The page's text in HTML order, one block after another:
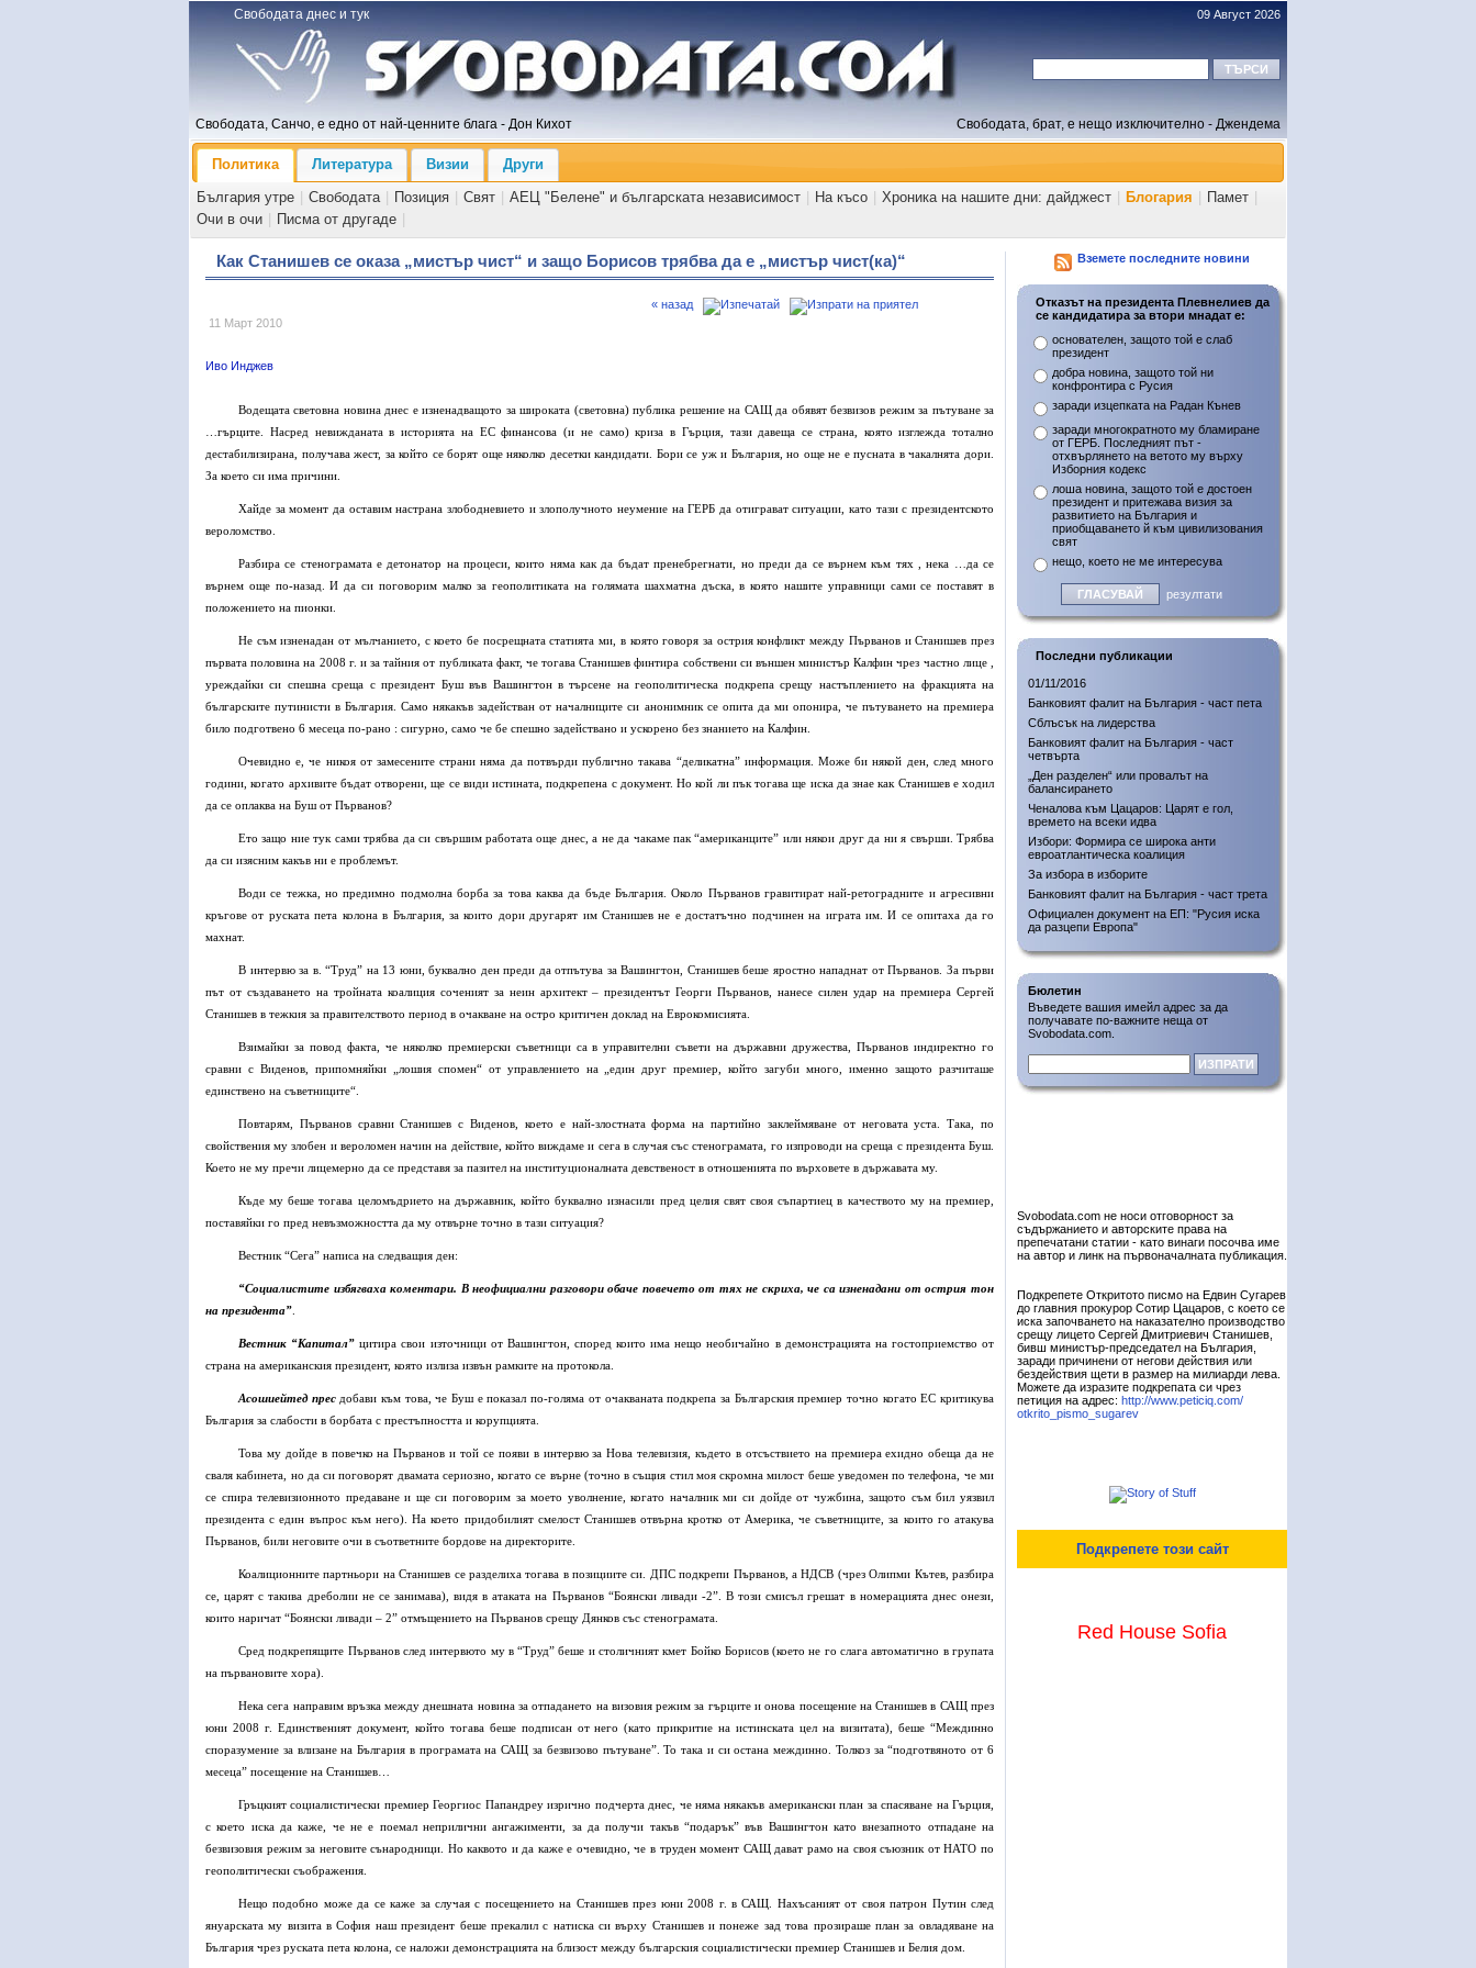
Свободата днес и тук 09 Август 2026
Свободата, Санчо, е едно от най-ценните блага - Дон Кихот Свободата, брат, е нещо изключително - Джендема
Политика Литература Визии
Други
България утре
Свободата Позиция Свят АЕЦ "Белене" и българската независимост На късо Хроника на нашите дни: дайджест Блогария Памет
Очи в очи
Писма от другаде
Как Станишев се оказа „мистър чист“ и защо Борисов трябва да е „мистър чист(ка)“
11 Март 2010
« назад
Иво Инджев
Водещата световна новина днес е изненадващото за широката (световна) публика решение на САЩ да обявят безвизов режим за пътуване за
…гърците. Насред невижданата в историята на ЕС финансова (и не само) криза в Гърция, тази давеща се страна, която изглежда тотално
дестабилизирана, получава жест, за който се борят още няколко десетки кандидати. Бори се уж и България, но още не е пусната в чакалнята дори.
За което си има причини.
Хайде за момент да оставим настрана злободневието и злополучното неумение на ГЕРБ да отиграват ситуации, като тази с президентското
вероломство.
Разбира се стенограмата е детонатор на процеси, които няма как да бъдат пренебрегнати, но преди да се върнем към тях , нека …да се
върнем още по-назад. И да си поговорим малко за геополитиката на голямата шахматна дъска, в която нашите управници сами се поставят в
положението на пионки.
Не съм изненадан от мълчанието, с което бе посрещната статията ми, в която говоря за острия конфликт между Първанов и Станишев през
първата половина на 2008 г. и за тайния от публиката факт, че тогава Станишев финтира собствени си външен министър Калфин чрез частно лице ,
уреждайки си спешна среща с президент Буш във Вашингтон в търсене на геополитическа подкрепа срещу настъплението на фракцията на
българските путинисти в България. Само някакъв задействан от началниците си анонимник се опита да ми опонира, че пътуването на премиера
било подготвено 6 месеца по-рано : сигурно, само че бе спешно задействано и ускорено без знанието на Калфин.
Очевидно е, че никоя от замесените страни няма да потвърди публично такава “деликатна” информация. Може би някой ден, след много
години, когато архивите бъдат отворени, ще се види истината, подкрепена с документ. Но кой ли пък тогава ще иска да знае как Станишев е ходил
да се оплаква на Буш от Първанов?
Ето защо ние тук сами трябва да си свършим работата още днес, а не да чакаме пак “американците” или някои друг да ни я свърши. Трябва
да си изясним какъв ни е проблемът.
Води се тежка, но предимно подмолна борба за това каква да бъде България. Около Първанов гравитират най-ретоградните и агресивни
кръгове от руската пета колона в България, за които дори другарят им Станишев не е достатъчно подчинен на играта им. И се опитаха да го
махнат.
В интервю за в. “Труд” на 13 юни, буквално ден преди да отпътува за Вашингтон, Станишев беше яростно нападнат от Първанов. За първи
път от създаването на тройната коалиция соченият за неин архитект – президентът Георги Първанов, нанесе силен удар на премиера Сергей
Станишев в тежкия за правителството период в очакване на остро критичен доклад на Еврокомисията.
Взимайки за повод факта, че няколко премиерски съветници са в управителни съвети на държавни дружества, Първанов индиректно го
сравни с Виденов, припомняйки „лошия спомен“ от управлението на „един друг премиер, който загуби много, именно защото разчиташе
единствено на съветниците“.
Повтарям, Първанов сравни Станишев с Виденов, което е най-злостната форма на партийно заклеймяване от неговата уста. Така, по
свойствения му злобен и вероломен начин на действие, който виждаме и сега в случая със стенограмата, го изпроводи на среща с президента Буш.
Което не му пречи лицемерно да се представя за пазител на институционалната девственост в отношенията по върховете в държавата му.
Къде му беше тогава целомъдрието на държавник, който буквално изнасили пред целия свят своя съпартиец в качеството му на премиер,
поставяйки го пред невъзможността да му отвърне точно в тази ситуация?
Вестник “Сега” написа на следващия ден:
“Социалистите избягваха коментари. В неофициални разговори обаче повечето от тях не скриха, че са изненадани от острия тон
на президента”
Вестник “Капитал” цитира свои източници от Вашингтон, според които има нещо необичайно в демонстрацията на гостоприемство от
страна на американския президент, която излиза извън рамките на протокола.
Асошиейтед прес добави към това, че Буш е показал по-голяма от очакваната подкрепа за Българския премиер точно когато ЕС критикува
България за слабости в борбата с престъпността и корупцията.
Това му дойде в повечко на Първанов и той се появи в интервю за Нова телевизия, където в отсъствието на премиера ехидно обеща да не
сваля кабинета, но да си поговорят двамата сериозно, когато се върне (точно в същия стил моя скромна милост беше уведомен по телефона, че ми
се спира телевизионното предаване и ще си поговорим за моето уволнение, когато началник ми си дойде от чужбина, защото съм бил уязвил
президента с един въпрос към него). На което придобилият смелост Станишев отвърна кротко от Америка, че съветниците, за които го атакува
Първанов, били неговите очи в съответните бордове на директорите.
Коалиционните партньори на Станишев се разделиха тогава в позициите си. ДПС подкрепи Първанов, а НДСВ (чрез Олипми Кътев, разбира
се, царят с такива дреболии не се занимава), видя в атаката на Първанов “Боянски ливади -2”. В този смисъл грешат в номерацията днес онези,
които наричат “Боянски ливади – 2” отмъщението на Първанов срещу Дянков със стенограмата.
Сред подкрепящите Първанов след интервюто му в “Труд” беше и столичният кмет Бойко Борисов (което не го слага автоматично в групата
на първановите хора).
Нека сега направим връзка между днешната новина за отпадането на визовия режим за гърците и онова посещение на Станишев в САЩ през
юни 2008 г. Единственият документ, който тогава беше подписан от него (като прикритие на истинската цел на визитата), беше “Междинно
споразумение за влизане на България в програмата на САЩ за безвизово пътуване”. То така и си остана междинно. Толкоз за “подготвяното от 6
месеца” посещение на Станишев…
Гръцкият социалистически премиер Георгиос Папандреу изрично подчерта днес, че няма някакъв американски план за спасяване на Гърция,
с което иска да каже, че не е поемал неприлични ангажименти, за да получи такъв “подарък” във Вашингтон като внезапното отпадане на
безвизовия режим за неговите сънародници. Но каквото и да каже е очевидно, че в труден момент САЩ дават рамо на своя съюзник от НАТО по
геополитически съображения.
Нещо подобно може да се каже за случая с посещението на Станишев през юни 2008 г. в САЩ. Нахъсаният от своя патрон Путин след
януарската му визита в София наш президент беше прекалил с натиска си върху Станишев и понеже зад това прозираше план за овладяване на
България чрез руската пета колона, се наложи демонстрацията на близост между българския социалистически премиер Станишев и Белия дом.
Вземете последните новини
Отказът на президента Плевнелиев да
се кандидатира за втори мнадат е:
основателен, защото той е слаб
президент
добра новина, защото той ни
конфронтира с Русия
заради изцепката на Радан Кънев
заради многократното му бламиране
от ГЕРБ. Последният път -
отхвърлянето на ветото му върху
Изборния кодекс
лоша новина, защото той е достоен
президент и притежава визия за
развитието на България и
приобщаването й към цивилизования
свят
нещо, което не ме интересува
резултати
Последни публикации
01/11/2016
Банковият фалит на България - част пета
Сблъсък на лидерства
Банковият фалит на България - част
четвърта
„Ден разделен“ или провалът на
балансирането
Ченалова към Цацаров: Царят е гол,
времето на всеки идва
Избори: Формира се широка анти
евроатлантическа коалиция
За избора в изборите
Банковият фалит на България - част трета
Официален документ на ЕП: "Русия иска
да разцепи Европа"
Бюлетин
Въведете вашия имейл адрес за да
получавате по-важните неща от
Svobodata.com.
Svobodata.com не носи отговорност за
съдържанието и авторските права на
препечатани статии - като винаги посочва име
на автор и линк на първоначалната публикация.
Подкрепете Откритото писмо на Едвин Сугарев
до главния прокурор Сотир Цацаров, с което се
иска започването на наказателно производство
срещу лицето Сергей Дмитриевич Станишев,
бивш министър-председател на България,
заради причинени от негови действия или
бездействия щети в размер на милиарди лева.
Можете да изразите подкрепата си чрез
петиция на адрес: http://www.peticiq.com/
otkrito_pismo_sugarev
Подкрепете този сайт
Red House Sofia